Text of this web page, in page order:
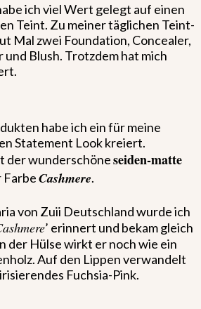
ich viel Wert gelegt auf einen
Teint. Zu meiner täglichen Teint-
Mal zwei Foundation, Concealer,
Blush. Trotzdem hat mich
habe ich ein für meine
Statement Look kreiert.
der wunderschöneseiden-matte
FarbeCashmere.
von Zuii Deutschland wurde ich
’ erinnert und bekam gleich
der Hülse wirkt er noch wie ein
Auf den Lippen verwandelt
Fuchsia-Pink.